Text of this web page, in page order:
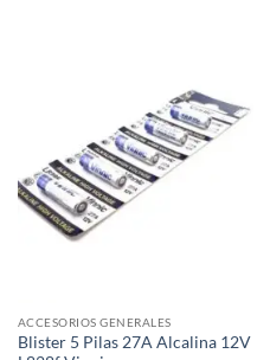
ACCESORIOS GENERALES
Blister 5 Pilas 27A Alcalina 12V